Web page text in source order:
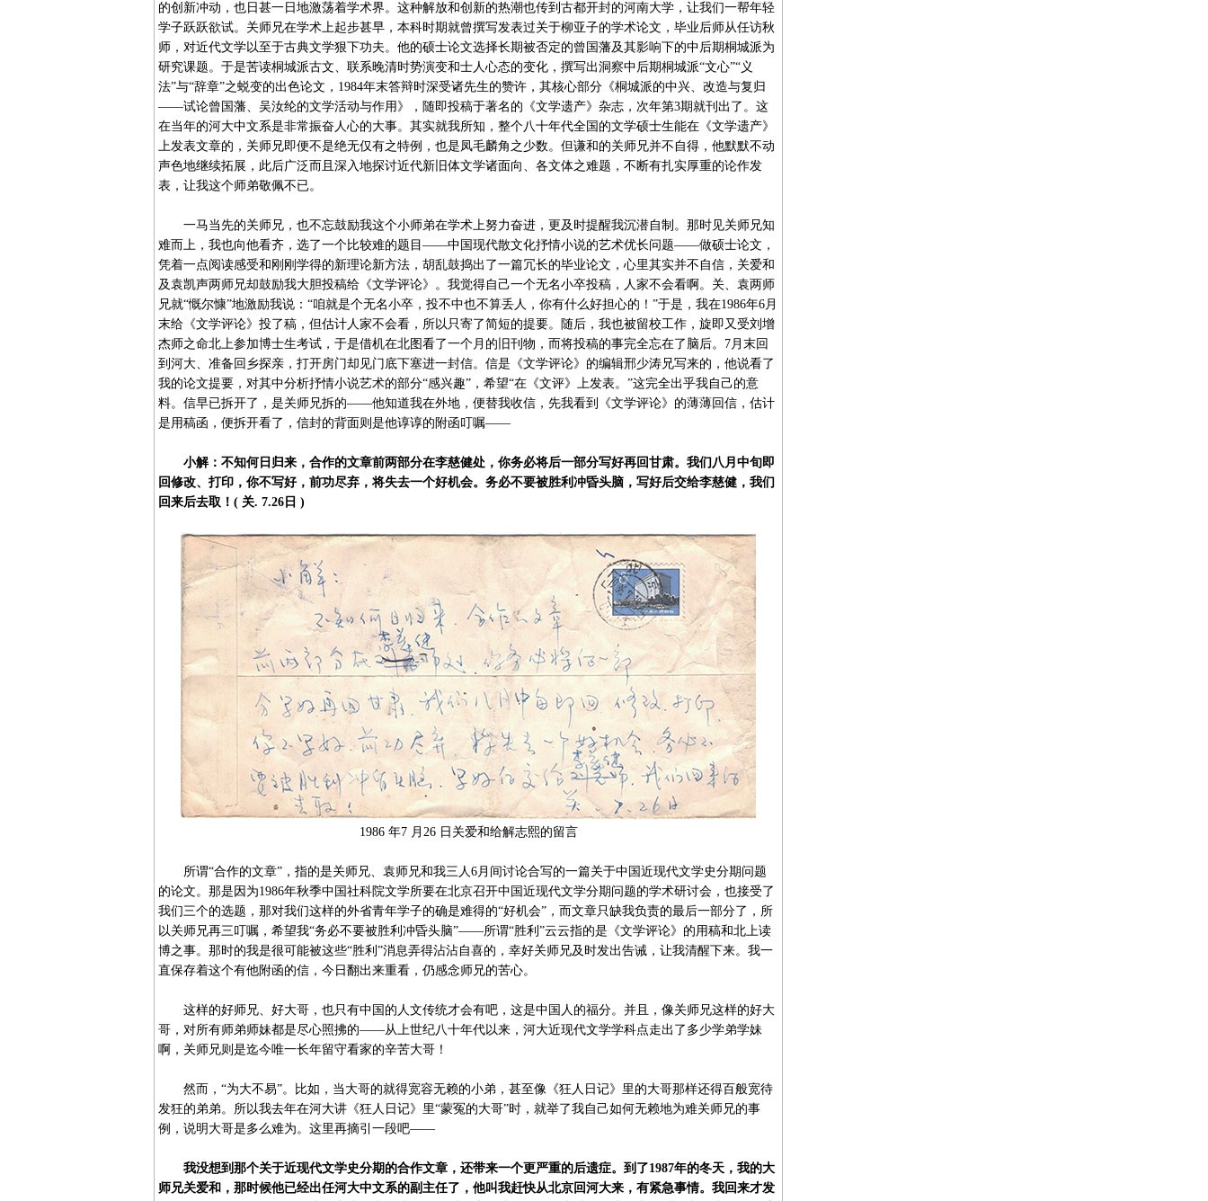
的创新冲动，也日甚一日地激荡着学术界。这种解放和创新的热潮也传到古都开封的河南大学，让我们一帮年轻
学子跃跃欲试。关师兄在学术上起步甚早，本科时期就曾撰写发表过关于柳亚子的学术论文，毕业后师从任访秋
师，对近代文学以至于古典文学狠下功夫。他的硕士论文选择长期被否定的曾国藩及其影响下的中后期桐城派为
研究课题。于是苦读桐城派古文、联系晚清时势演变和士人心态的变化，撰写出洞察中后期桐城派“文心”“义
法”与“辞章”之蜕变的出色论文，1984年末答辩时深受诸先生的赞许，其核心部分《桐城派的中兴、改造与复归
——试论曾国藩、吴汝纶的文学活动与作用》，随即投稿于著名的《文学遗产》杂志，次年第3期就刊出了。这
在当年的河大中文系是非常振奋人心的大事。其实就我所知，整个八十年代全国的文学硕士生能在《文学遗产》
上发表文章的，关师兄即便不是绝无仅有之特例，也是凤毛麟角之少数。但谦和的关师兄并不自得，他默默不动
声色地继续拓展，此后广泛而且深入地探讨近代新旧体文学诸面向、各文体之难题，不断有扎实厚重的论作发
表，让我这个师弟敬佩不已。
一马当先的关师兄，也不忘鼓励我这个小师弟在学术上努力奋进，更及时提醒我沉潜自制。那时见关师兄知
难而上，我也向他看齐，选了一个比较难的题目——中国现代散文化抒情小说的艺术优长问题——做硕士论文，
凭着一点阅读感受和刚刚学得的新理论新方法，胡乱鼓捣出了一篇冗长的毕业论文，心里其实并不自信，关爱和
及袁凯声两师兄却鼓励我大胆投稿给《文学评论》。我觉得自己一个无名小卒投稿，人家不会看啊。关、袁两师
兄就“慨尔慷”地激励我说：“咱就是个无名小卒，投不中也不算丢人，你有什么好担心的！”于是，我在1986年6月
末给《文学评论》投了稿，但估计人家不会看，所以只寄了简短的提要。随后，我也被留校工作，旋即又受刘增
杰师之命北上参加博士生考试，于是借机在北图看了一个月的旧刊物，而将投稿的事完全忘在了脑后。7月末回
到河大、准备回乡探亲，打开房门却见门底下塞进一封信。信是《文学评论》的编辑邢少涛兄写来的，他说看了
我的论文提要，对其中分析抒情小说艺术的部分“感兴趣”，希望“在《文评》上发表。”这完全出乎我自己的意
料。信早已拆开了，是关师兄拆的——他知道我在外地，便替我收信，先我看到《文学评论》的薄薄回信，估计
是用稿函，便拆开看了，信封的背面则是他谆谆的附函叮嘱——
小解：不知何日归来，合作的文章前两部分在李慈健处，你务必将后一部分写好再回甘肃。我们八月中旬即
回修改、打印，你不写好，前功尽弃，将失去一个好机会。务必不要被胜利冲昏头脑，写好后交给李慈健，我们
回来后去取！( 关. 7.26日 )
1986 年7 月26 日关爱和给解志熙的留言
所谓“合作的文章”，指的是关师兄、袁师兄和我三人6月间讨论合写的一篇关于中国近现代文学史分期问题
的论文。那是因为1986年秋季中国社科院文学所要在北京召开中国近现代文学分期问题的学术研讨会，也接受了
我们三个的选题，那对我们这样的外省青年学子的确是难得的“好机会”，而文章只缺我负责的最后一部分了，所
以关师兄再三叮嘱，希望我“务必不要被胜利冲昏头脑”——所谓“胜利”云云指的是《文学评论》的用稿和北上读
博之事。那时的我是很可能被这些“胜利”消息弄得沾沾自喜的，幸好关师兄及时发出告诫，让我清醒下来。我一
直保存着这个有他附函的信，今日翻出来重看，仍感念师兄的苦心。
这样的好师兄、好大哥，也只有中国的人文传统才会有吧，这是中国人的福分。并且，像关师兄这样的好大
哥，对所有师弟师妹都是尽心照拂的——从上世纪八十年代以来，河大近现代文学学科点走出了多少学弟学妹
啊，关师兄则是迄今唯一长年留守看家的辛苦大哥！
然而，“为大不易”。比如，当大哥的就得宽容无赖的小弟，甚至像《狂人日记》里的大哥那样还得百般宽待
发狂的弟弟。所以我去年在河大讲《狂人日记》里“蒙冤的大哥”时，就举了我自己如何无赖地为难关师兄的事
例，说明大哥是多么难为。这里再摘引一段吧——
我没想到那个关于近现代文学史分期的合作文章，还带来一个更严重的后遗症。到了1987年的冬天，我的大
师兄关爱和，那时候他已经出任河大中文系的副主任了，他叫我赶快从北京回河大来，有紧急事情。我回来才发